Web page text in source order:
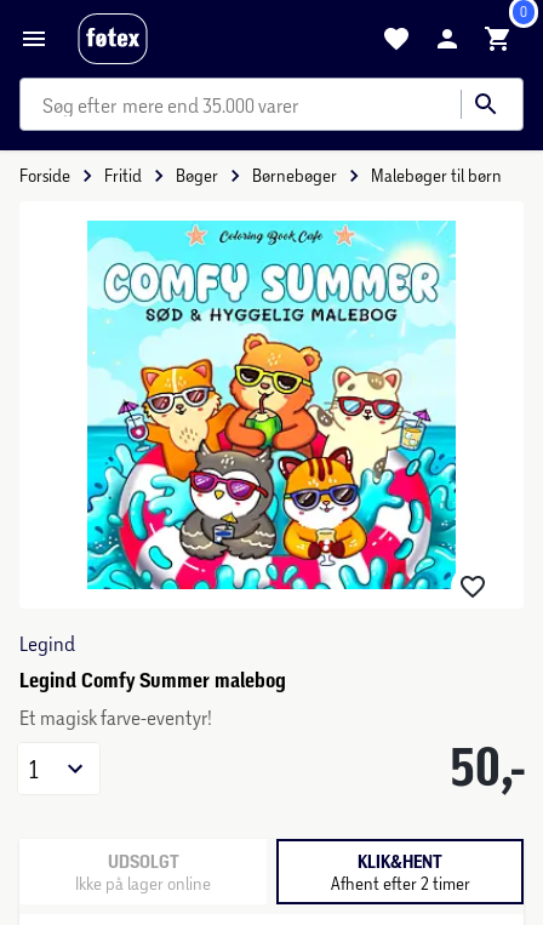
0
mere end 35.000 varer
Forside Fritid Bøger Børnebøger Malebøger til børn
Legind
Legind Comfy Summer malebog
Et magisk farve-eventyr!
50,-
1
UDSOLGT
Ikke på lager online
KLIK&HENT
Afhent efter 2 timer